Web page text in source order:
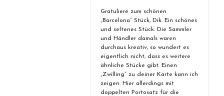
Gratuliere zum schönen
„Barcelona“ Stück, Dik. Ein schönes
und seltenes Stück. Die Sammler
und Händler damals waren
durchaus kreativ, so wundert es
eigentlich nicht, dass es weitere
ähnliche Stücke gibt. Einen
„Zwilling“ zu deiner Karte kann ich
zeigen. Hier allerdings mit
doppelten Portosatz für die